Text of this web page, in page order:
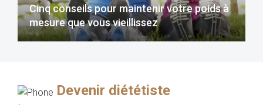
Cinq conseils pour maintenir votre poids à
mesure que vous vieillissez
Devenir diététiste